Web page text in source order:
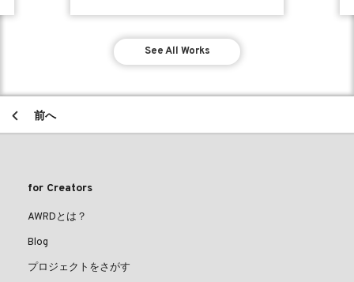
See All Works
前へ
for Creators
AWRDとは？
Blog
プロジェクトをさがす